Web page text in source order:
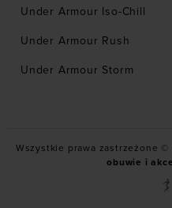
Under Armour Iso-Chill
Under Armour Rush
Under Armour Storm
Wszystkie prawa zastrzeżone
obuwie i